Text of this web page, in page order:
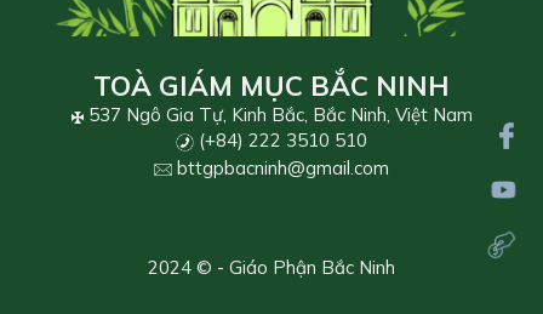
TOÀ GIÁM MỤC BẮC NINH
537 Ngô Gia Tự, Kinh Bắc, Bắc Ninh, Việt Nam
(+84) 222 3510 510
bttgpbacninh@gmail.com
2024 © - Giáo Phận Bắc Ninh